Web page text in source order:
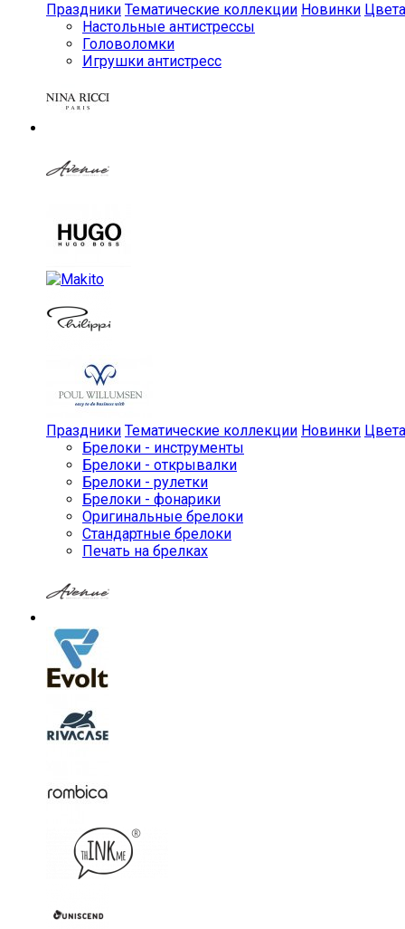
Праздники Тематические коллекции Новинки Цвета
Настольные антистрессы
Головоломки
Игрушки антистресс
Праздники Тематические коллекции Новинки Цвета
Брелоки - инструменты
Брелоки - открывалки
Брелоки - рулетки
Брелоки - фонарики
Оригинальные брелоки
Стандартные брелоки
Печать на брелках